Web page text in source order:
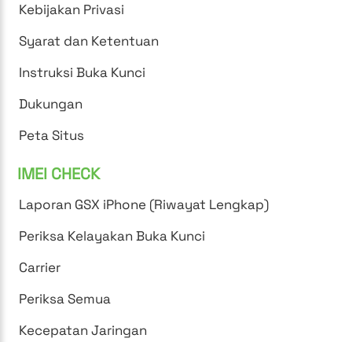
Kebijakan Privasi
Syarat dan Ketentuan
Instruksi Buka Kunci
Dukungan
Peta Situs
IMEI CHECK
Laporan GSX iPhone (Riwayat Lengkap)
Periksa Kelayakan Buka Kunci
Carrier
Periksa Semua
Kecepatan Jaringan